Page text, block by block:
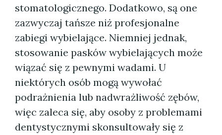
stomatologicznego. Dodatkowo, są one
zazwyczaj tańsze niż profesjonalne
zabiegi wybielające. Niemniej jednak,
stosowanie pasków wybielających może
wiązać się z pewnymi wadami. U
niektórych osób mogą wywołać
podrażnienia lub nadwrażliwość zębów,
więc zaleca się, aby osoby z problemami
dentystycznymi skonsultowały się z